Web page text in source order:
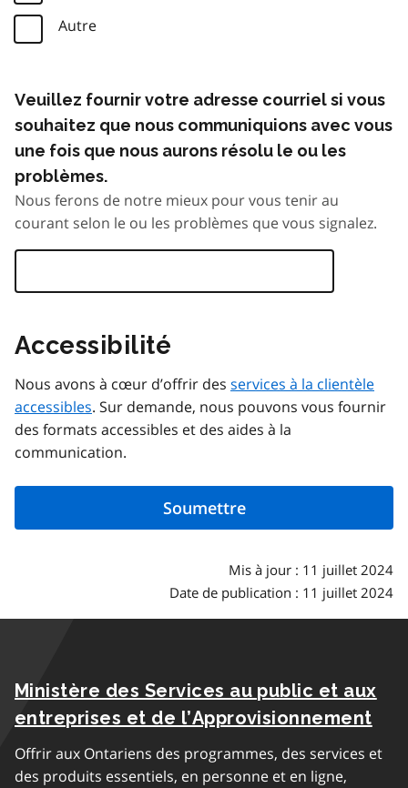
Autre
Veuillez fournir votre adresse courriel si vous
souhaitez que nous communiquions avec vous
une fois que nous aurons résolu le ou les
problèmes.
Nous ferons de notre mieux pour vous tenir au
courant selon le ou les problèmes que vous signalez.
Accessibilité
Nous avons à cœur d’offrir des services à la clientèle
accessibles. Sur demande, nous pouvons vous fournir
des formats accessibles et des aides à la
communication.
Mis à jour : 11 juillet 2024
Date de publication : 11 juillet 2024
Ministère des Services au public et aux
entreprises et de l’Approvisionnement
Offrir aux Ontariens des programmes, des services et
des produits essentiels, en personne et en ligne,